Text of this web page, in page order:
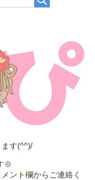
す(^^)/
※
ント欄からご連絡く